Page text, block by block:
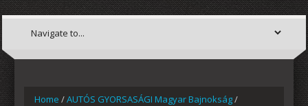
Home /AUTÓS GYORSASÁGI Magyar Bajnokság/